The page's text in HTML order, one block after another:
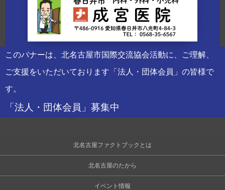
このバナーは、北名古屋市国際交流協会活動に、ご理解、
ご支援をいただいております「法人・団体会員」の皆様で
す。
「法人・団体会員」募集中
北名古屋ファクトブックとは
北名古屋のたから
イベント情報